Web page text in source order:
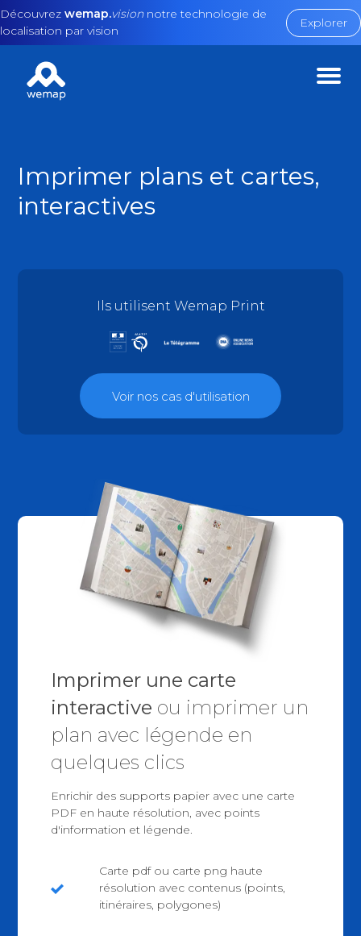
Découvrez wemap.visionnotre technologie de
localisation par vision
Explorer
Imprimer plans et cartes,
interactives
Ils utilisent Wemap Print
Voir nos cas d'utilisation
Imprimer une carte
interactive ou imprimer un
plan avec légende en
quelques clics
Enrichir des supports papier avec une carte
PDF en haute résolution, avec points
d'information et légende.
Carte pdf ou carte png haute
résolution avec contenus (points,
itinéraires, polygones)